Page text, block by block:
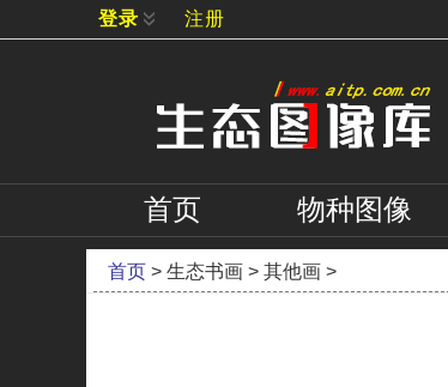
登录 注册
首页 物种图像
首页 > 生态书画 > 其他画 >